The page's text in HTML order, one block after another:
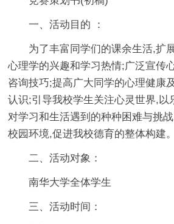
一、活动目的 ：
为了丰富同学们的课余生活,扩
心理学的兴趣和学习热情;广泛宣传
咨询技巧;提高广大同学的心理健康
认识;引导我校学生关注心灵世界,以
对学习和生活遇到的种种困难与挑
校园环境,促进我校德育的整体构建。
二、活动对象：
南华大学全体学生
三、活动时间：